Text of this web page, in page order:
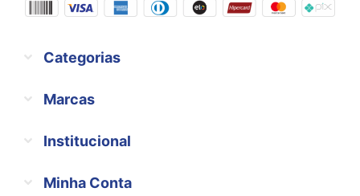
Categorias
Marcas
Institucional
Minha Conta